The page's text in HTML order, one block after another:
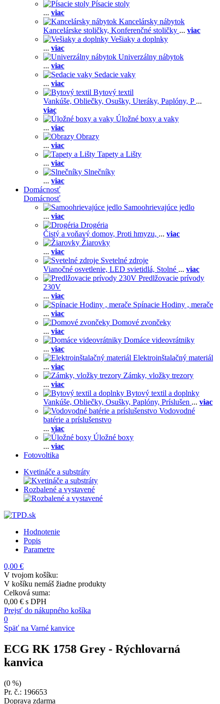
Písacie stoly
... viac
Kancelársky nábytok
Kancelárske stoličky, Konferenčné stoličky ... viac
Vešiaky a doplnky
... viac
Univerzálny nábytok
... viac
Sedacie vaky
... viac
Bytový textil
Vankúše, Obliečky, Osušky, Uteráky, Paplóny, P ...
viac
Úložné boxy a vaky
... viac
Obrazy
... viac
Tapety a Lišty
... viac
Slnečníky
... viac
Domácnosť
Domácnosť
Samoohrievajúce jedlo
... viac
Drogéria
Čistý a voňavý domov, Proti hmyzu, ... viac
Žiarovky
... viac
Svetelné zdroje
Vianočné osvetlenie, LED svietidlá, Stolné ... viac
Predlžovacie prívody
230V
... viac
Spínacie Hodiny , merače
... viac
Domové zvončeky
... viac
Domáce videovrátniky
... viac
Elektroinštalačný materiál
... viac
Zámky, vložky trezory
... viac
Bytový textil a doplnky
Vankúše, Obliečky, Osušky, Paplóny, Príslušen ... viac
Vodovodné
batérie a príslušenstvo
... viac
Úložné boxy
... viac
Fotovoltika
Kvetináče a substráty
Rozbalené a vystavené
Hodnotenie
Popis
Parametre
0,00 €
V tvojom košíku:
V košíku nemáš žiadne produkty
Celková suma:
0,00 € s DPH
Prejsť do nákupného košíka
0
Späť na Varné kanvice
ECG RK 1758 Grey - Rýchlovarná
kanvica
(0 %)
Pr. č.: 196653
Doprava zdarma